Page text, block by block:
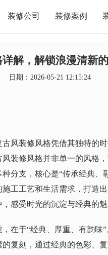
装修公司 装修案例
解，解锁浪漫清新
日期：2026-05-21 12:15:24
风装修风格凭借其独特的
装修风格并非单一的风格
分支，核心是“传承经典、
工工艺和生活需求，打造
感受时光的沉淀与经典的魅
在于“经典、厚重、有韵味
复刻，通过经典的色彩、